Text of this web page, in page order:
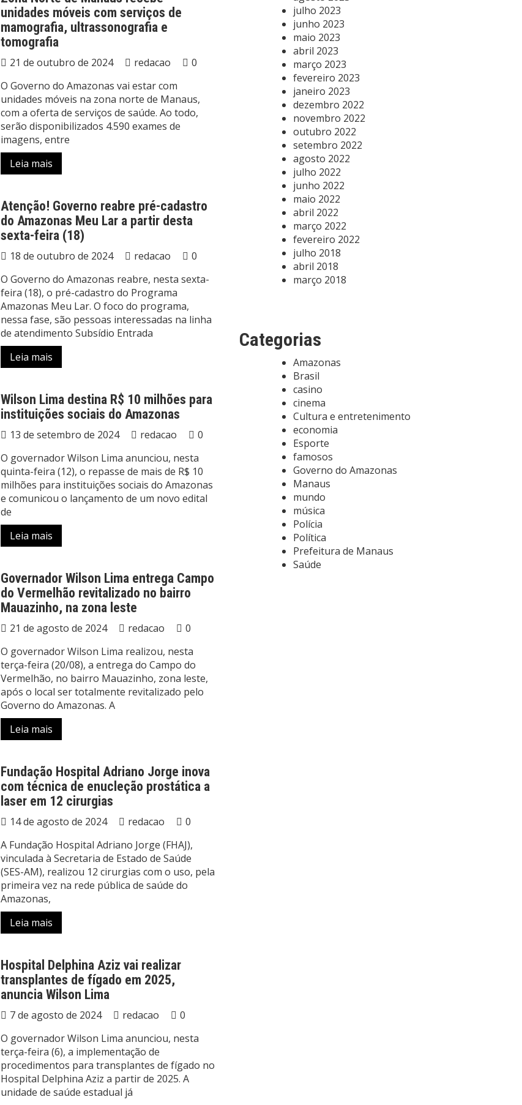
unidades móveis com serviços de
mamografia, ultrassonografia e
tomografia
21 de outubro de 2024 redacao
0
O Governo do Amazonas vai estar com
unidades móveis na zona norte de Manaus,
com a oferta de serviços de saúde. Ao todo,
serão disponibilizados 4.590 exames de
imagens, entre
Leia mais
Atenção! Governo reabre pré-cadastro
do Amazonas Meu Lar a partir desta
sexta-feira (18)
18 de outubro de 2024 redacao
0
O Governo do Amazonas reabre, nesta sexta-
feira (18), o pré-cadastro do Programa
Amazonas Meu Lar. O foco do programa,
nessa fase, são pessoas interessadas na linha
de atendimento Subsídio Entrada
Leia mais
Wilson Lima destina R$ 10 milhões para
instituições sociais do Amazonas
13 de setembro de 2024 redacao
0
O governador Wilson Lima anunciou, nesta
quinta-feira (12), o repasse de mais de R$ 10
milhões para instituições sociais do Amazonas
e comunicou o lançamento de um novo edital
de
Leia mais
Governador Wilson Lima entrega Campo
do Vermelhão revitalizado no bairro
Mauazinho, na zona leste
21 de agosto de 2024 redacao
0
O governador Wilson Lima realizou, nesta
terça-feira (20/08), a entrega do Campo do
Vermelhão, no bairro Mauazinho, zona leste,
após o local ser totalmente revitalizado pelo
Governo do Amazonas. A
Leia mais
Fundação Hospital Adriano Jorge inova
com técnica de enucleção prostática a
laser em 12 cirurgias
14 de agosto de 2024 redacao
0
A Fundação Hospital Adriano Jorge (FHAJ),
vinculada à Secretaria de Estado de Saúde
(SES-AM), realizou 12 cirurgias com o uso, pela
primeira vez na rede pública de saúde do
Amazonas,
Leia mais
Hospital Delphina Aziz vai realizar
transplantes de fígado em 2025,
anuncia Wilson Lima
7 de agosto de 2024 redacao
0
O governador Wilson Lima anunciou, nesta
terça-feira (6), a implementação de
procedimentos para transplantes de fígado no
Hospital Delphina Aziz a partir de 2025. A
unidade de saúde estadual já
julho 2023
junho 2023
maio 2023
abril 2023
março 2023
fevereiro 2023
janeiro 2023
dezembro 2022
novembro 2022
outubro 2022
setembro 2022
agosto 2022
julho 2022
junho 2022
maio 2022
abril 2022
março 2022
fevereiro 2022
julho 2018
abril 2018
março 2018
Categorias
Amazonas
Brasil
casino
cinema
Cultura e entretenimento
economia
Esporte
famosos
Governo do Amazonas
Manaus
mundo
música
Polícia
Política
Prefeitura de Manaus
Saúde